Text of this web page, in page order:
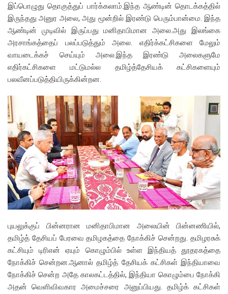
இப்பொழுது தொகுத்துப் பார்க்கலாம்.இந்த ஆண்டின் தொடக்கத்தில்
இருந்தது அனுர அலை, அது மூன்றில் இரண்டு பெரும்பான்மை. இந்த
ஆண்டின் முடிவில் இருப்பது மனிதாபிமான அலை.அது இலங்கை
அரசாங்கத்தைப் பலப்படுத்தும் அலை. எதிர்க்கட்சிகளை மேலும்
வாயடைக்கச் செய்யும் அலை.இந்த இரண்டு அலைகளுமே
எதிர்கட்சிகளை மட்டுமல்ல தமிழ்த்தேசியக் கட்சிகளையும்
பலவீனப்படுத்தியிருக்கின்றன.
புயலுக்குப் பின்னரான மனிதாபிமான அலையின் பின்னணியில்,
தமிழ்த் தேசியப் பேரவை தமிழகத்தை நோக்கிச் சென்றது. தமிழரசுக்
கட்சியும் டிரிஎன் ஏயும் கொழும்பில் உள்ள இந்தியத் தூதரகத்தை
நோக்கிச் சென்றன.ஆனால் தமிழ்த் தேசியக் கட்சிகள் இந்தியாவை
நோக்கிச் சென்ற அதே காலகட்டத்தில், இந்தியா கொழும்பை நோக்கி
அதன் வெளிவிவகார அமைச்சரை அனுப்பியது. தமிழ்க் கட்சிகள்